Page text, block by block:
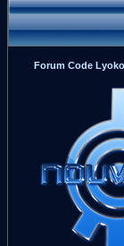
Forum Code